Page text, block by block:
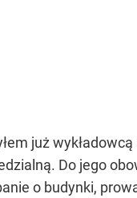
już
Do jego
o budynki,